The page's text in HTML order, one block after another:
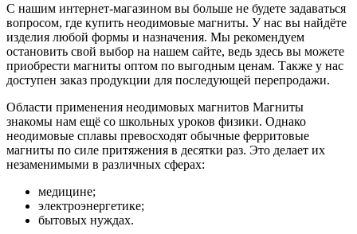
С нашим интернет-магазином вы больше не будете задаваться
вопросом, где купить неодимовые магниты. У нас вы найдёте
изделия любой формы и назначения. Мы рекомендуем
остановить свой выбор на нашем сайте, ведь здесь вы можете
приобрести магниты оптом по выгодным ценам. Также у нас
доступен заказ продукции для последующей перепродажи.
Области применения неодимовых магнитов Магниты
знакомы нам ещё со школьных уроков физики. Однако
неодимовые сплавы превосходят обычные ферритовые
магниты по силе притяжения в десятки раз. Это делает их
незаменимыми в различных сферах:
медицине;
электроэнергетике;
бытовых нуждах.